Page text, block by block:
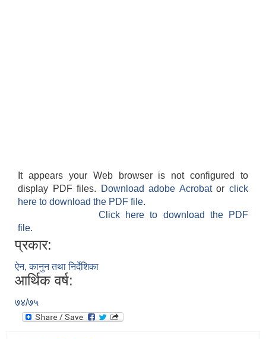
It appears your Web browser is not configured to
display PDF files.
Download adobe Acrobatorclick
here to download the PDF file.
Click here to download the PDF
file.
प्रकार:
ऐन, कानुन तथा निर्देशिका
आर्थिक वर्ष:
७४/७५